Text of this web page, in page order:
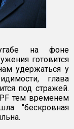
на фоне
готовится
удержаться у
глава
под стражей.
тем временем
"бескровная